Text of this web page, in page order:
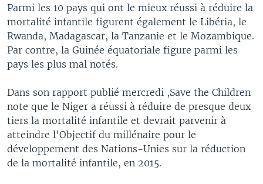
Parmi les 10 pays qui ont le mieux réussi à réduire la
mortalité infantile figurent également le Libéria, le
Rwanda, Madagascar, la Tanzanie et le Mozambique.
Par contre, la Guinée équatoriale figure parmi les
pays les plus mal notés.
Dans son rapport publié mercredi ,Save the Children
note que le Niger a réussi à réduire de presque deux
tiers la mortalité infantile et devrait parvenir à
atteindre l'Objectif du millénaire pour le
développement des Nations-Unies sur la réduction
de la mortalité infantile, en 2015.